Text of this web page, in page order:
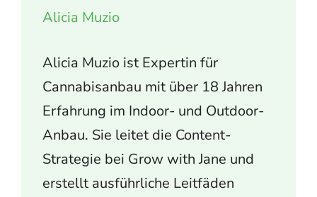
Alicia Muzio
Alicia Muzio ist Expertin für
Cannabisanbau mit über 18 Jahren
Erfahrung im Indoor- und Outdoor-
Anbau. Sie leitet die Content-
Strategie bei Grow with Jane und
erstellt ausführliche Leitfäden